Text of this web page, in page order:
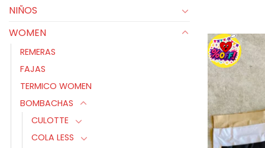
NIÑOS
WOMEN
REMERAS
FAJAS
TERMICO WOMEN
BOMBACHAS
CULOTTE
COLA LESS